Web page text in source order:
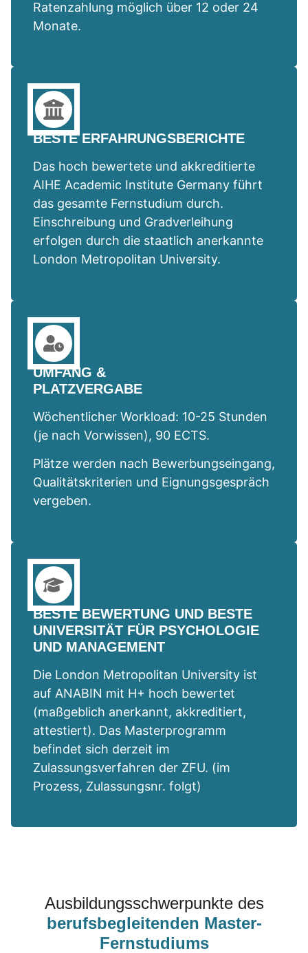
Ratenzahlung möglich über 12 oder 24
Monate.
BESTE ERFAHRUNGSBERICHTE
Das hoch bewertete und akkreditierte
AIHE Academic Institute Germany führt
das gesamte Fernstudium durch.
Einschreibung und Gradverleihung
erfolgen durch die staatlich anerkannte
London Metropolitan University.
UMFANG &
PLATZVERGABE
Wöchentlicher Workload: 10-25 Stunden
(je nach Vorwissen), 90 ECTS.
Plätze werden nach Bewerbungseingang,
Qualitätskriterien und Eignungsgespräch
vergeben.
BESTE BEWERTUNG UND BESTE
UNIVERSITÄT FÜR PSYCHOLOGIE
UND MANAGEMENT
Die London Metropolitan University ist
auf ANABIN mit H+ hoch bewertet
(maßgeblich anerkannt, akkreditiert,
attestiert). Das Masterprogramm
befindet sich derzeit im
Zulassungsverfahren der ZFU. (im
Prozess, Zulassungsnr. folgt)
Ausbildungsschwerpunkte des
berufsbegleitenden Master-
Fernstudiums